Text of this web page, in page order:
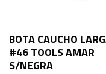
BOTA CAUCHO
#46 TOOLS AMAR
S/NEGRA